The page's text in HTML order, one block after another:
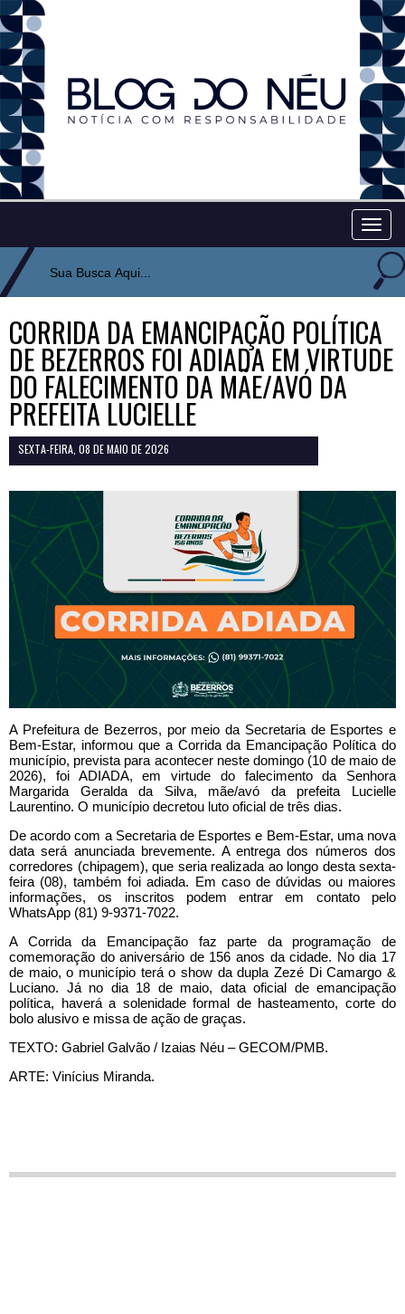
CORRIDA DA EMANCIPAÇÃO POLÍTICA
DE BEZERROS FOI ADIADA EM VIRTUDE
DO FALECIMENTO DA MÃE/AVÓ DA
PREFEITA LUCIELLE
SEXTA-FEIRA, 08 DE MAIO DE 2026
A Prefeitura de Bezerros, por meio da Secretaria de Esportes e
Bem-Estar, informou que a Corrida da Emancipação Política do
município, prevista para acontecer neste domingo (10 de maio de
2026), foi ADIADA, em virtude do falecimento da Senhora
Margarida Geralda da Silva, mãe/avó da prefeita Lucielle
Laurentino. O município decretou luto oficial de três dias.
De acordo com a Secretaria de Esportes e Bem-Estar, uma nova
data será anunciada brevemente. A entrega dos números dos
corredores (chipagem), que seria realizada ao longo desta sexta-
feira (08), também foi adiada. Em caso de dúvidas ou maiores
informações, os inscritos podem entrar em contato pelo
WhatsApp (81) 9-9371-7022.
A Corrida da Emancipação faz parte da programação de
comemoração do aniversário de 156 anos da cidade. No dia 17
de maio, o município terá o show da dupla Zezé Di Camargo &
Luciano. Já no dia 18 de maio, data oficial de emancipação
política, haverá a solenidade formal de hasteamento, corte do
bolo alusivo e missa de ação de graças.
TEXTO: Gabriel Galvão / Izaias Néu – GECOM/PMB.
ARTE: Vinícius Miranda.